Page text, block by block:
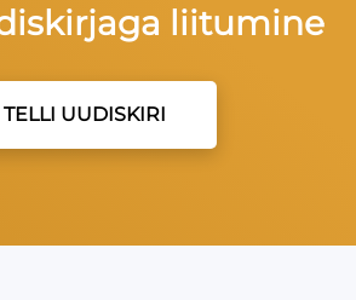
liitumine
TELLI UUDISKIRI